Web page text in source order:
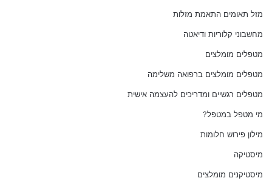
מזל תאומים התאמת מזלות
מחשבוני קלוריות ודיאטה
מטפלים מומלצים
מטפלים מומלצים ברפואה משלימה
מטפלים רגשיים ומדריכים להעצמה אישית
מי מטפל במטפל?
מילון פירוש חלומות
מיסטיקה
מיסטיקנים מומלצים